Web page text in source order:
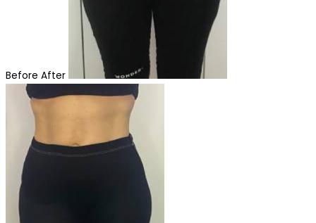
Before After